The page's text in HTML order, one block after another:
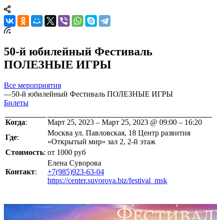
50-й юбилейный Фестиваль
ПОЛЕЗНЫЕ ИГРЫ
Все мероприятия
—50-й юбилейный Фестиваль ПОЛЕЗНЫЕ ИГРЫ
Билеты
Когда:
Март 25, 2023 – Март 25, 2023 @ 09:00 – 16:20
Где:
Москва ул. Павловская, 18 Центр развития
«Открытый мир» зал 2, 2-й этаж
Стоимость: от 1000 руб
Контакт:
Елена Суворова
+7(985)923-63-04
https://center.suvorova.biz/festival_msk